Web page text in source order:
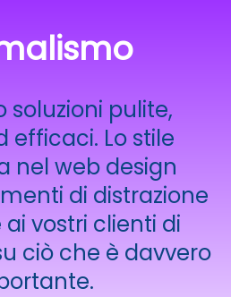
soluzioni pulite,
efficaci. Lo stile
nel web design
di distrazione
vostri clienti di
ciò che è davvero